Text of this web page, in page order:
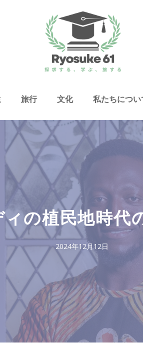
旅行 文化 私たちについ
の植民地時代
2024年12月12日